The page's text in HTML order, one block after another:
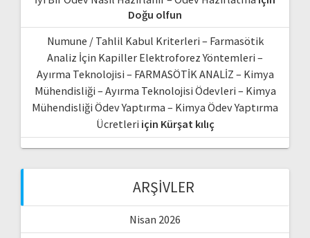
Doğu olfun
Numune / Tahlil Kabul Kriterleri – Farmasötik
Analiz İçin Kapiller Elektroforez Yöntemleri –
Ayırma Teknolojisi – FARMASÖTİK ANALİZ – Kimya
Mühendisliği – Ayırma Teknolojisi Ödevleri – Kimya
Mühendisliği Ödev Yaptırma – Kimya Ödev Yaptırma
Ücretleri için Kürşat kılıç
ARŞIVLER
Nisan 2026